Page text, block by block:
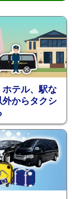
送
ン
ホテル、駅な
外からタクシ